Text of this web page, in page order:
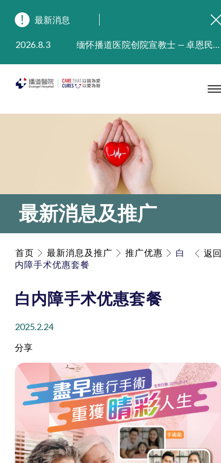
最新消息
2026.8.3
2026.3.20
晚间门诊服务延长至晚上11时
2025.8.4
播道医院体检服务获客户正面评价
最新消息及推广
首页 最新消息及推广 推广优惠
白
内障手术优惠套餐
返回
白内障手术优惠套餐
2025.2.24
分享